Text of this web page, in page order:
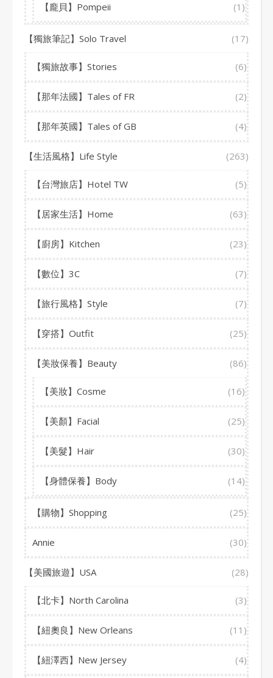
【龐貝】Pompeii (1)
【獨旅筆記】Solo Travel (17)
【獨旅故事】Stories (6)
【那年法國】Tales of FR (2)
【那年英國】Tales of GB (4)
【生活風格】Life Style (263)
【台灣旅店】Hotel TW (5)
【居家生活】Home (63)
【廚房】Kitchen (23)
【數位】3C (7)
【旅行風格】Style (7)
【穿搭】Outfit (25)
【美妝保養】Beauty (86)
【美妝】Cosme (16)
【美顏】Facial (25)
【美髮】Hair (30)
【身體保養】Body (14)
【購物】Shopping (25)
Annie (30)
【美國旅遊】USA (28)
【北卡】North Carolina (3)
【紐奧良】New Orleans (11)
【紐澤西】New Jersey (4)